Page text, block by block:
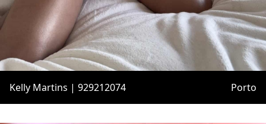
Kelly Martins | 929212074 Porto